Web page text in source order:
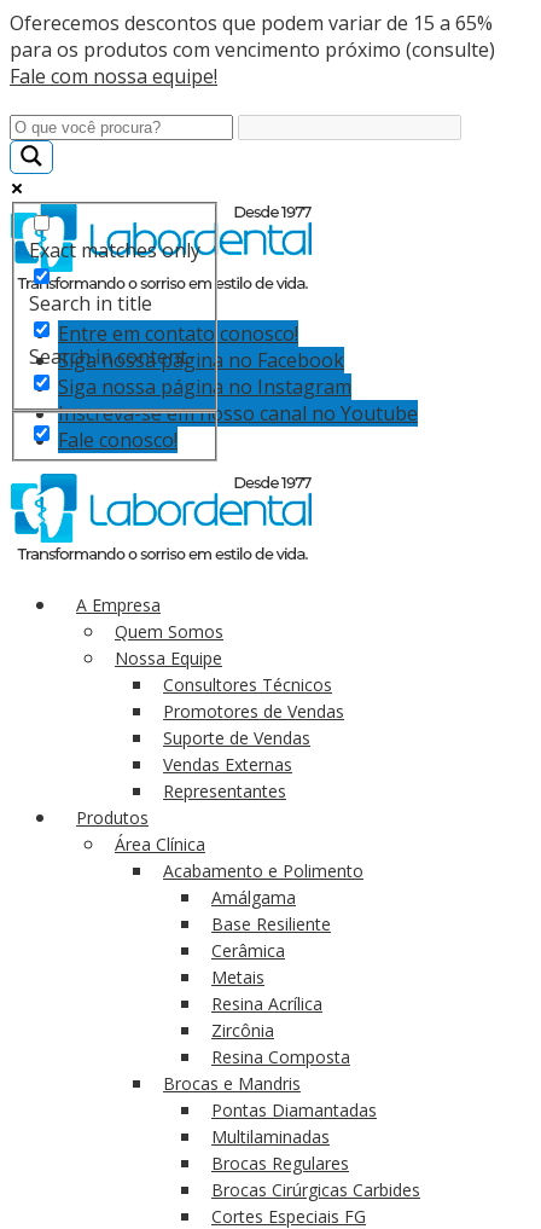
Oferecemos descontos que podem variar de 15 a 65%
para os produtos com vencimento próximo (consulte)
Fale com nossa equipe!
Exact matches only
Search in title
Search in content
Entre em contato conosco!
Siga nossa página no Facebook
Siga nossa página no Instagram
Inscreva-se em nosso canal no Youtube
Fale conosco!
A Empresa
Quem Somos
Nossa Equipe
Consultores Técnicos
Promotores de Vendas
Suporte de Vendas
Vendas Externas
Representantes
Produtos
Área Clínica
Acabamento e Polimento
Amálgama
Base Resiliente
Cerâmica
Metais
Resina Acrílica
Zircônia
Resina Composta
Brocas e Mandris
Pontas Diamantadas
Multilaminadas
Brocas Regulares
Brocas Cirúrgicas Carbides
Cortes Especiais FG